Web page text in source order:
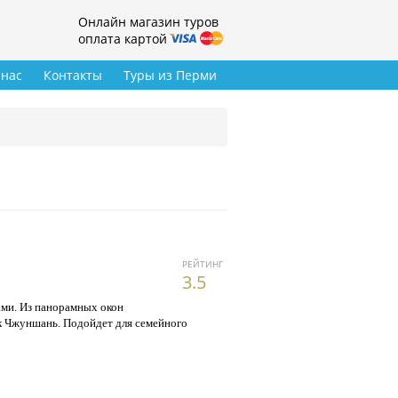
Онлайн магазин туров
оплата картой
Туры из Перми
Контакты
РЕЙТИНГ
3.5
Из панорамных окон
Чжуншань. Подойдет для семейного